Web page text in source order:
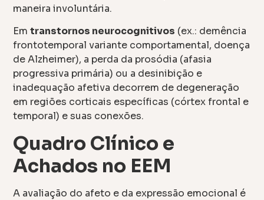
maneira involuntária.
Emtranstornos neurocognitivos (ex.: demência
frontotemporal variante comportamental, doença
de Alzheimer), a perda da prosódia (afasia
progressiva primária) ou a desinibição e
inadequação afetiva decorrem de degeneração
em regiões corticais específicas (córtex frontal e
temporal) e suas conexões.
Quadro Clínico e
Achados no EEM
A avaliação do afeto e da expressão emocional é